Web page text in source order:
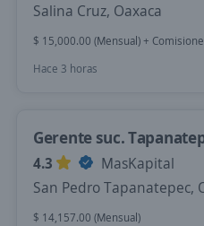
Salina Cruz, Oaxaca
$ 15,000.00 (Mensual) +
Hace 3 horas
Gerente suc.
4.3
MasKapital
San Pedro Tapanatepec,
$ 14,157.00 (Mensual)